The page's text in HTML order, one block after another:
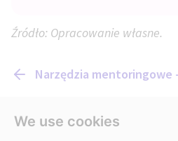
We use cookies
Źródło: Opracowanie własne.
Narzędzia mentoringowe